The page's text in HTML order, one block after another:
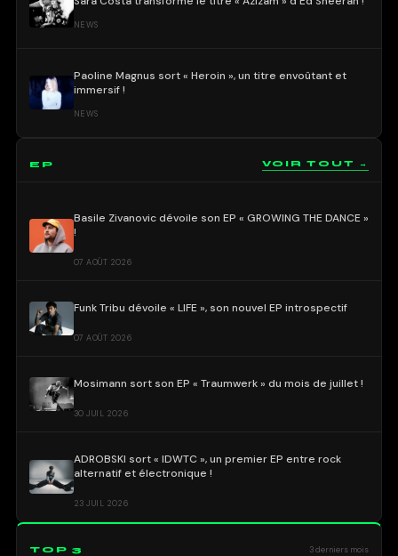
NEWS
Paoline Magnus sort « Heroin », un titre envoûtant et
immersif !
NEWS
EP VOIR TOUT →
Basile Zivanovic dévoile son EP « GROWING THE DANCE »
!
07 AOÛT 2026
Funk Tribu dévoile « LIFE », son nouvel EP introspectif
07 AOÛT 2026
Mosimann sort son EP « Traumwerk » du mois de juillet !
30 JUIL 2026
ADROBSKI sort « IDWTC », un premier EP entre rock
alternatif et électronique !
23 JUIL 2026
TOP 3 3 derniers mois